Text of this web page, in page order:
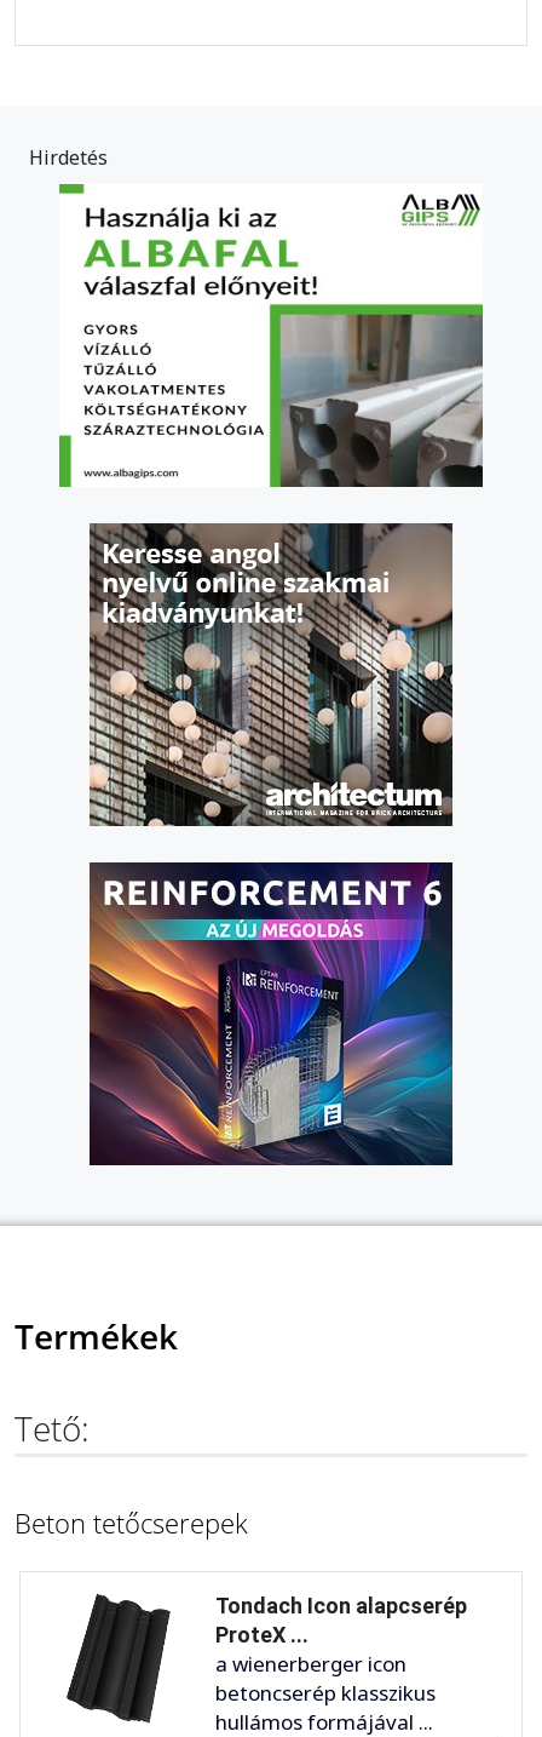
Hirdetés
Termékek
Tető:
Beton tetőcserepek
Tondach Icon alapcserép
ProteX ...
a wienerberger icon
betoncserép klasszikus
hullámos formájával ...